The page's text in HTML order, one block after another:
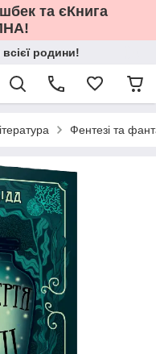
та єКнига
родини!
Фентезі та